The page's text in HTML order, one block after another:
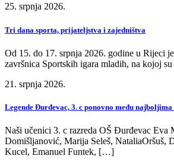
25. srpnja 2026.
Tri dana sporta, prijateljstva i zajedništva
Od 15. do 17. srpnja 2026. godine u Rijeci
završnica Sportskih igara mladih, na kojoj
21. srpnja 2026.
Legende Đurđevac, 3. c ponovno među
Naši učenici 3. c razreda OŠ Đurđevac Eva
Domišljanović, Marija Seleš, NataliaOršuš,
Kucel, Emanuel Funtek, […]